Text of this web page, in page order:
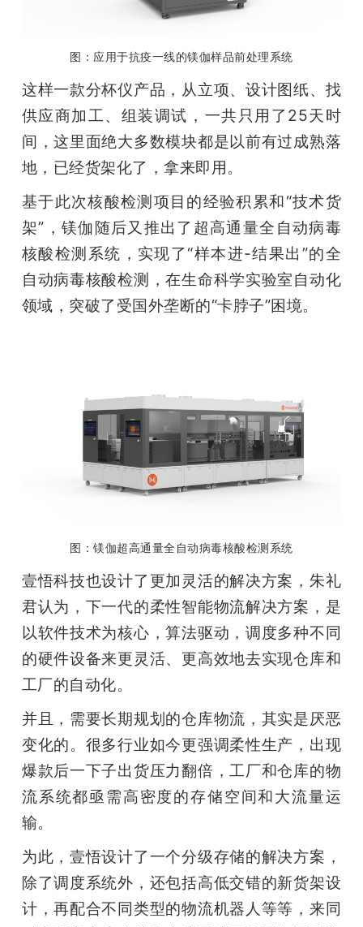
图：应用于抗疫一线的镁伽样品前处理系统
这样一款分杯仪产品，从立项、设计图纸、找
供应商加工、组装调试，一共只用了25天时
间，这里面绝大多数模块都是以前有过成熟落
地，已经货架化了，拿来即用。
基于此次核酸检测项目的经验积累和“技术货
架”，镁伽随后又推出了超高通量全自动病毒
核酸检测系统，实现了“样本进-结果出”的全
自动病毒核酸检测，在生命科学实验室自动化
领域，突破了受国外垄断的“卡脖子”困境。
图：镁伽超高通量全自动病毒核酸检测系统
壹悟科技也设计了更加灵活的解决方案，朱礼
君认为，下一代的柔性智能物流解决方案，是
以软件技术为核心，算法驱动，调度多种不同
的硬件设备来更灵活、更高效地去实现仓库和
工厂的自动化。
并且，需要长期规划的仓库物流，其实是厌恶
变化的。很多行业如今更强调柔性生产，出现
爆款后一下子出货压力翻倍，工厂和仓库的物
流系统都亟需高密度的存储空间和大流量运
输。
为此，壹悟设计了一个分级存储的解决方案，
除了调度系统外，还包括高低交错的新货架设
计，再配合不同类型的物流机器人等等，来同